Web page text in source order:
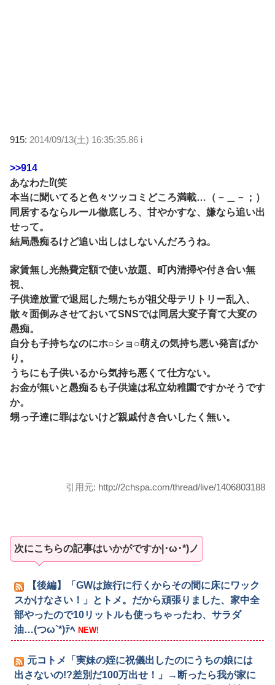
915: 2014/09/13(土) 16:35:35.86 i
>>914
あなわた⁉︎(笑
本当に聞いてると色々ツッコミどころ満載…（－＿－；）
同居するならルール徹底しろ、甘やかすな、嫌なら追い出
せって。
結局愚痴るけど追い出しはしないんだろうね。
家賃無し光熱費定額で使い放題、町内清掃や付き合い無
視、
子供達放置で退屈した甥たちが祖父母テリトリー乱入、
散々面倒みさせておいてSNSでは同居大変子育て大変の
愚痴。
自分も子持ちなのにホ○ショ○萌えの気持ち悪い発言ばか
り。
うちにも子供いるから気持ち悪くて仕方ない。
お金が無いと愚痴るも子供達は私立幼稚園ですかそうです
か。
甥っ子達に罪はないけど親戚付き合いしたく無い。
引用元: http://2chspa.com/thread/live/1406803188
次にこちらの記事はいかがですか|･ω･*)ノ
【後編】「GWは旅行に行くからその間に床にワック
スかけなさい！」とトメ。だから頑張りました、家中全
部やったので10リットルも使っちゃったわ、サラダ
油…(つω`*)ﾃﾍ NEW!
元コトメ「実妹の姪に祝儀出したのにうちの娘には
出さないの!?差別だ100万出せ！」→断ったら我が家に